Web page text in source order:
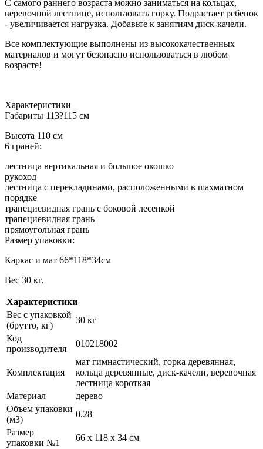
С самого раннего возраста можно заниматься на кольцах,
веревочной лестнице, использовать горку. Подрастает ребенок
- увеличивается нагрузка. Добавьте к занятиям диск-качели.
Все комплектующие выполнены из высококачественных
материалов и могут безопасно использоваться в любом
возрасте!
Характеристики
Габариты 113?115 см
Высота 110 см
6 граней:
лестница вертикальная и большое окошко
рукоход
лестница с перекладинами, расположенными в шахматном
порядке
трапециевидная грань с боковой лесенкой
трапециевидная грань
прямоугольная грань
Размер упаковки:
Каркас и мат 66*118*34см
Вес 30 кг.
Характеристики
Вес с упаковкой
(брутто, кг)
30 кг
Код
производителя
010218002
Комплектация
мат гимнастический, горка деревянная,
кольца деревянные, диск-качели, веревочная
лестница короткая
Материал
дерево
Объем упаковки
(м3)
0.28
Размер
упаковки №1
66 х 118 х 34 см